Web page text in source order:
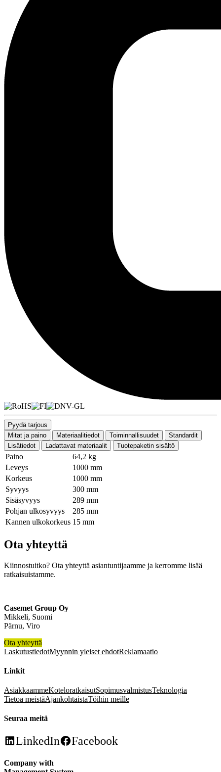
Pyydä tarjous
Mitat ja paino
Materiaalitiedot Toiminnallisuudet
Standardit
Lisätiedot
Ladattavat materiaalit Tuotepaketin sisältö
Paino
64,2 kg
Leveys
1000 mm
Korkeus
1000 mm
Syvyys
300 mm
Sisäsyvyys
289 mm
Pohjan ulkosyvyys
285 mm
Kannen ulkokorkeus 15 mm
Ota yhteyttä
Kiinnostuitko? Ota yhteyttä asiantuntijaamme ja kerromme lisää
ratkaisuistamme.
Casemet Group Oy
Mikkeli, Suomi
Pärnu, Viro
Ota yhteyttä
LaskutustiedotMyynnin yleiset ehdotReklamaatio
Linkit
AsiakkaammeKoteloratkaisutSopimusvalmistusTeknologia
Tietoa meistäAjankohtaistaTöihin meille
Seuraa meitä
LinkedIn Facebook
Company with